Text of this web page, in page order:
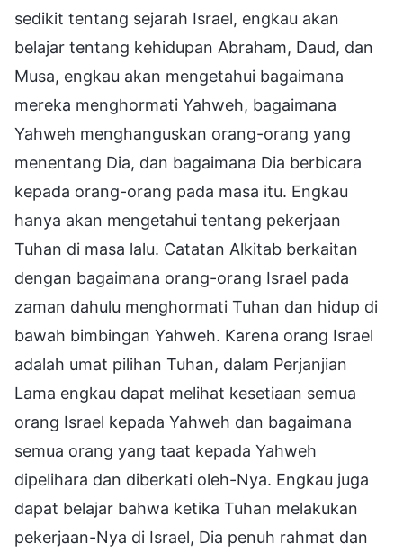
sedikit tentang sejarah Israel, engkau akan
belajar tentang kehidupan Abraham, Daud, dan
Musa, engkau akan mengetahui bagaimana
mereka menghormati Yahweh, bagaimana
Yahweh menghanguskan orang-orang yang
menentang Dia, dan bagaimana Dia berbicara
kepada orang-orang pada masa itu. Engkau
hanya akan mengetahui tentang pekerjaan
Tuhan di masa lalu. Catatan Alkitab berkaitan
dengan bagaimana orang-orang Israel pada
zaman dahulu menghormati Tuhan dan hidup di
bawah bimbingan Yahweh. Karena orang Israel
adalah umat pilihan Tuhan, dalam Perjanjian
Lama engkau dapat melihat kesetiaan semua
orang Israel kepada Yahweh dan bagaimana
semua orang yang taat kepada Yahweh
dipelihara dan diberkati oleh-Nya. Engkau juga
dapat belajar bahwa ketika Tuhan melakukan
pekerjaan-Nya di Israel, Dia penuh rahmat dan